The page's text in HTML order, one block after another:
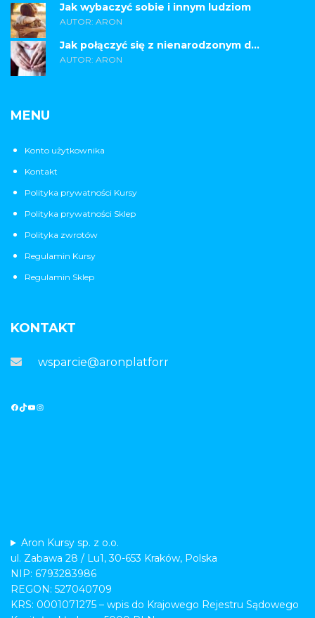
Jak wybaczyć sobie i innym ludziom
AUTOR: ARON
Jak połączyć się z nienarodzonym d...
AUTOR: ARON
MENU
Konto użytkownika
Kontakt
Polityka prywatności Kursy
Polityka prywatności Sklep
Polityka zwrotów
Regulamin Kursy
Regulamin Sklep
KONTAKT
wsparcie@aronplatforma.pl
Aron Kursy sp. z o.o.
ul. Zabawa 28 / Lu1, 30-653 Kraków, Polska
NIP: 6793283986
REGON: 527040709
KRS: 0001071275 – wpis do Krajowego Rejestru Sądowego